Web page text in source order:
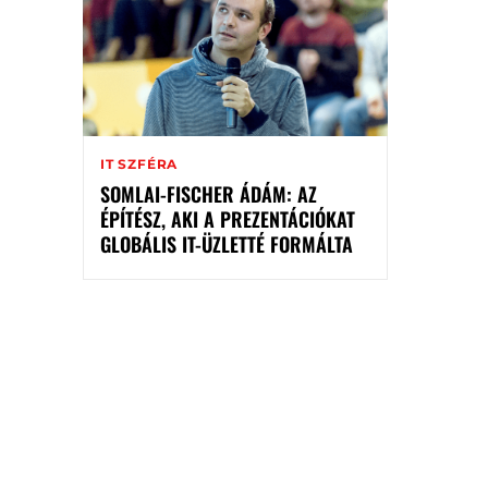
IT SZFÉRA
SOMLAI-FISCHER ÁDÁM: AZ
ÉPÍTÉSZ, AKI A PREZENTÁCIÓKAT
GLOBÁLIS IT-ÜZLETTÉ FORMÁLTA